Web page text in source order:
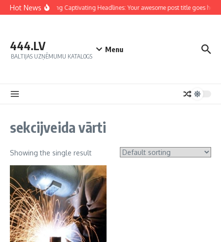
Hot NewsCrafting Captivating Headlines: Your awesome post title goes here
444.LV
BALTIJAS UZŅĒMUMU KATALOGS
Menu
sekcijveida vārti
Showing the single result